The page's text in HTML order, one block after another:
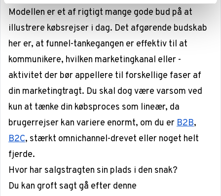
Modellen er et af rigtigt mange gode bud på at
illustrere købsrejser i dag. Det afgørende budskab
her er, at funnel-tankegangen er effektiv til at
kommunikere, hvilken marketingkanal eller -
aktivitet der bør appellere til forskellige faser af
din marketingtragt. Du skal dog være varsom ved
kun at tænke din købsproces som lineær, da
brugerrejser kan variere enormt, om du er B2B,
B2C, stærkt omnichannel-drevet eller noget helt
fjerde.
Hvor har salgstragten sin plads i den snak?
Du kan groft sagt gå efter denne